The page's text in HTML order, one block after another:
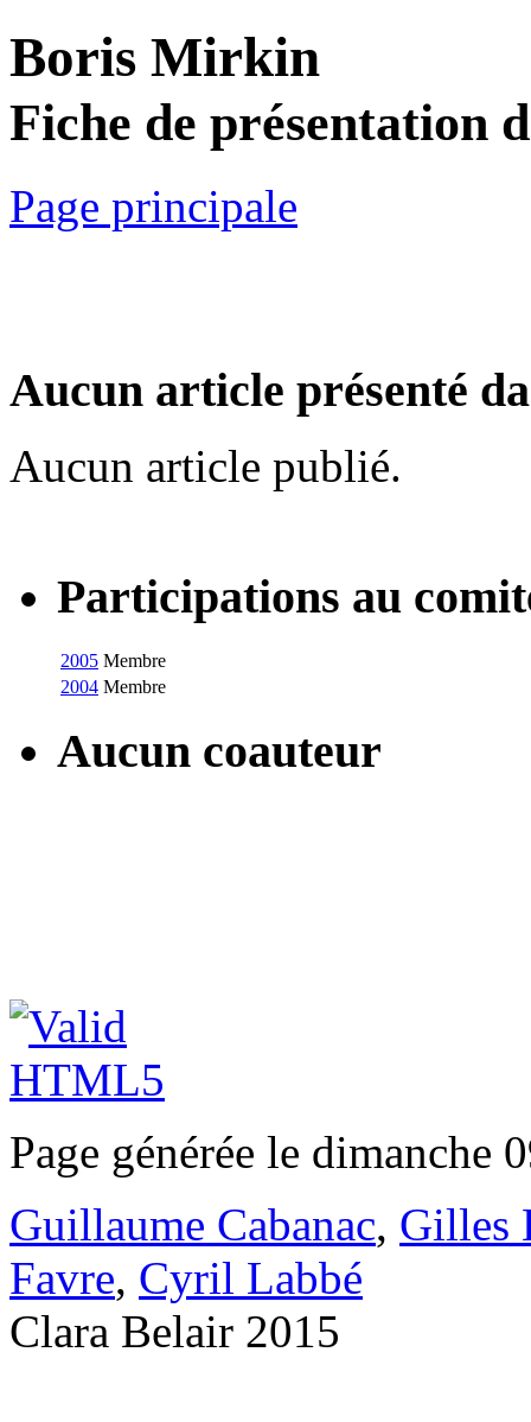
Boris Mirkin
Fiche de présentation
Page principale
Aucun article présenté
Aucun article publié.
Participations au
2005 Membre
2004 Membre
Aucun coauteur
Page générée le dimanche
Guillaume Cabanac, Gilles
Favre, Cyril Labbé
Clara Belair 2015